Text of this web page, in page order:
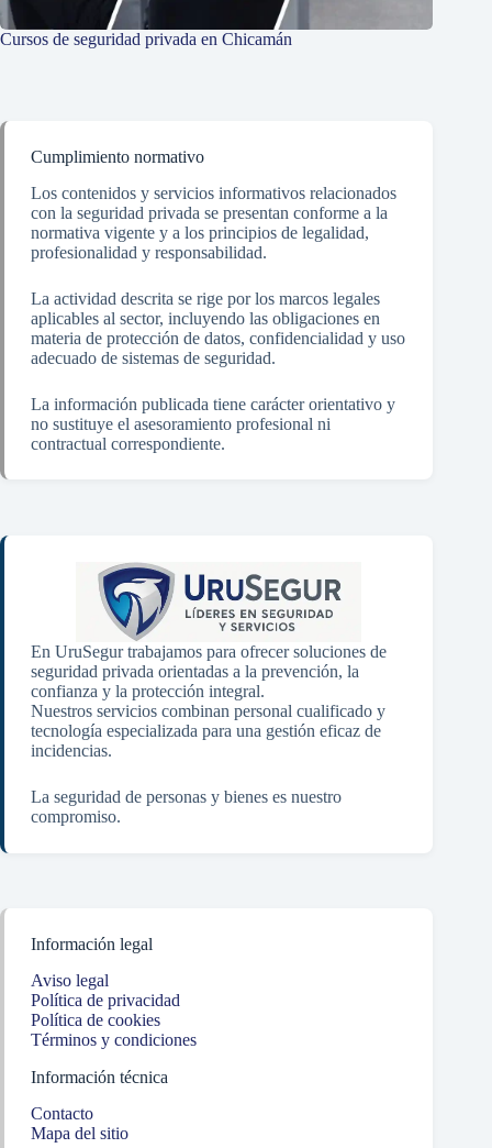
Cursos de seguridad privada en Chicamán
Cumplimiento normativo
Los contenidos y servicios informativos relacionados
con la seguridad privada se presentan conforme a la
normativa vigente y a los principios de legalidad,
profesionalidad y responsabilidad.
La actividad descrita se rige por los marcos legales
aplicables al sector, incluyendo las obligaciones en
materia de protección de datos, confidencialidad y uso
adecuado de sistemas de seguridad.
La información publicada tiene carácter orientativo y
no sustituye el asesoramiento profesional ni
contractual correspondiente.
En UruSegur trabajamos para ofrecer soluciones de
seguridad privada orientadas a la prevención, la
confianza y la protección integral.
Nuestros servicios combinan personal cualificado y
tecnología especializada para una gestión eficaz de
incidencias.
La seguridad de personas y bienes es nuestro
compromiso.
Información legal
Aviso legal
Política de privacidad
Política de cookies
Términos y condiciones
Información técnica
Contacto
Mapa del sitio